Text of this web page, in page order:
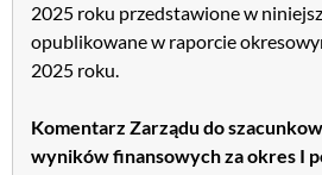
2025 roku przedstawione w
opublikowane w raporcie
2025 roku.
Komentarz Zarządu do
wyników finansowych za okres I